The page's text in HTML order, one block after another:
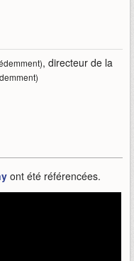
, directeur de la
ont été référencées.